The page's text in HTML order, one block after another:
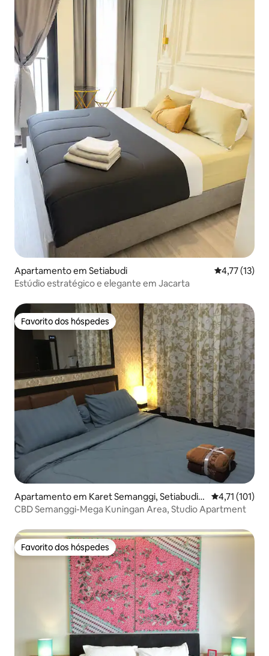
Apartamento em Setiabudi
4,77 (13)
Estúdio estratégico e elegante em Jacarta
Favorito dos hóspedes
Favorito dos hóspedes
Apartamento em Karet Semanggi, Setiabudi,
near Mega Kuningan, Jakarta Selatan
Classificação
4,71 (101)
CBD Semanggi-Mega Kuningan Area, Studio Apartment
Favorito dos hóspedes
Favorito dos hóspedes